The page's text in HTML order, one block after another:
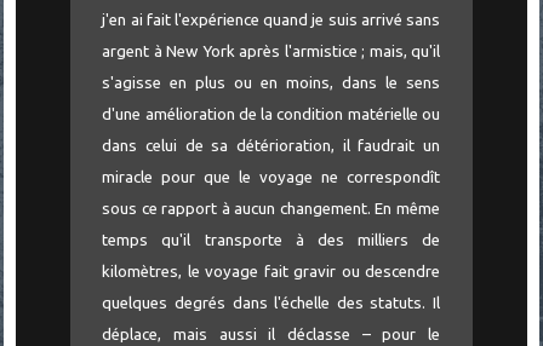
j'en ai fait l'expérience quand je suis arrivé sans
argent à New York après l'armistice ; mais, qu'il
s'agisse en plus ou en moins, dans le sens
d'une amélioration de la condition matérielle ou
dans celui de sa détérioration, il faudrait un
miracle pour que le voyage ne correspondît
sous ce rapport à aucun changement. En même
temps qu'il transporte à des milliers de
kilomètres, le voyage fait gravir ou descendre
quelques degrés dans l'échelle des statuts. Il
déplace, mais aussi il déclasse – pour le